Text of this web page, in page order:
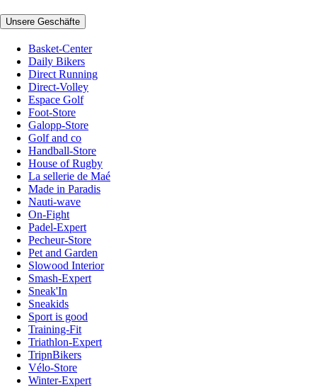
Unsere Geschäfte
Basket-Center
Daily Bikers
Direct Running
Direct-Volley
Espace Golf
Foot-Store
Galopp-Store
Golf and co
Handball-Store
House of Rugby
La sellerie de Maé
Made in Paradis
Nauti-wave
On-Fight
Padel-Expert
Pecheur-Store
Pet and Garden
Slowood Interior
Smash-Expert
Sneak'In
Sneakids
Sport is good
Training-Fit
Triathlon-Expert
TripnBikers
Vélo-Store
Winter-Expert